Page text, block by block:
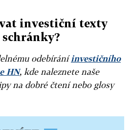
investiční texty
odebíráníinvestičního
HN, kde naleznete naše
na dobré čtení nebo glosy